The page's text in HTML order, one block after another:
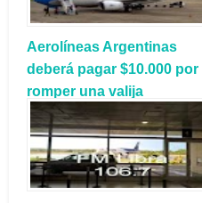
Aerolíneas Argentinas
deberá pagar $10.000 por
romper una valija